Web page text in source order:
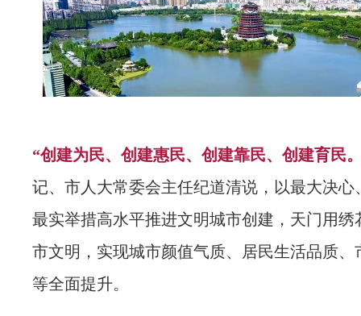
“创建为民、创建惠民、创建靠民、创建育民
记、市人大常委会主任纪道清说，以最大决心
最实举措高水平推进文明城市创建，天门用绣
市文明，实现城市颜值气质、居民生活品质、
等全面提升。